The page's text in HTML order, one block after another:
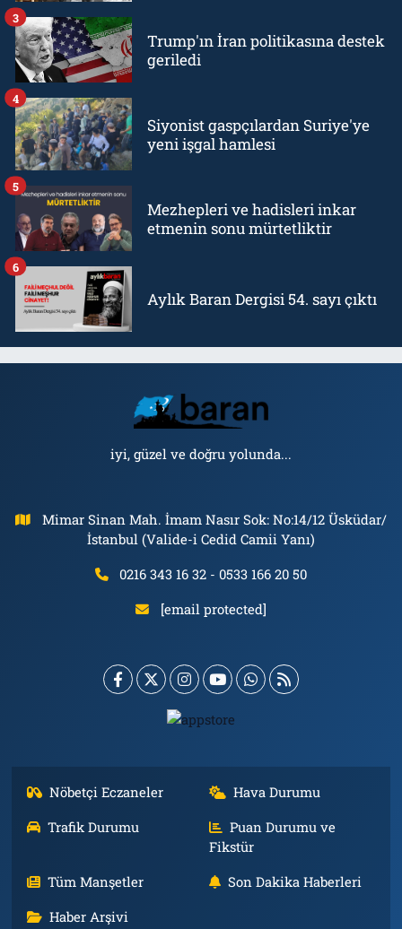
Trump'ın İran politikasına destek
geriledi
3
Siyonist gaspçılardan Suriye'ye
yeni işgal hamlesi
4
Mezhepleri ve hadisleri inkar
etmenin sonu mürtetliktir
5
Aylık Baran Dergisi 54. sayı çıktı
6
iyi, güzel ve doğru yolunda...
Mimar Sinan Mah. İmam Nasır Sok: No:14/12 Üsküdar/
İstanbul (Valide-i Cedid Camii Yanı)
0216 343 16 32 - 0533 166 20 50
[email protected]
Nöbetçi Eczaneler
Hava Durumu
Trafik Durumu
Puan Durumu ve
Fikstür
Tüm Manşetler
Son Dakika Haberleri
Haber Arşivi